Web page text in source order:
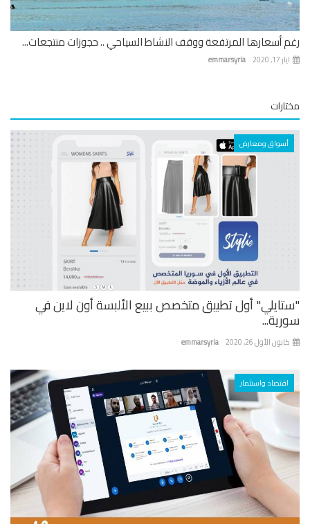
رغم أسعارها المرتفعة ووقف النشاط السياحي .. حجوزات منتجعات...
emmarsyria ايار 17, 2020
مختارات
أسواق ومعارض
"ستايلي" أول تطبيق متخصص ببيع الألبسة أون لاين في
سورية...
emmarsyria كانون الأول 26, 2020
اقتصاد واستثمار